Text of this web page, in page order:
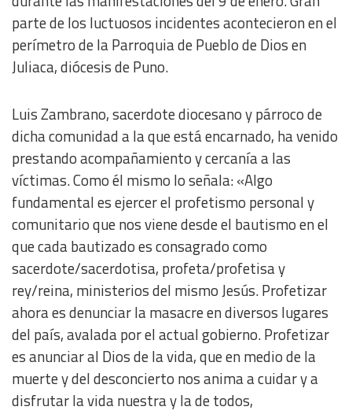
parte de los luctuosos incidentes acontecieron en el
perímetro de la Parroquia de Pueblo de Dios en
Juliaca, diócesis de Puno.
Luis Zambrano, sacerdote diocesano y párroco de
dicha comunidad a la que está encarnado, ha venido
prestando acompañamiento y cercanía a las
víctimas. Como él mismo lo señala: «Algo
fundamental es ejercer el profetismo personal y
comunitario que nos viene desde el bautismo en el
que cada bautizado es consagrado como
sacerdote/sacerdotisa, profeta/profetisa y
rey/reina, ministerios del mismo Jesús. Profetizar
ahora es denunciar la masacre en diversos lugares
del país, avalada por el actual gobierno. Profetizar
es anunciar al Dios de la vida, que en medio de la
muerte y del desconcierto nos anima a cuidar y a
disfrutar la vida nuestra y la de todos,
Analytical
Advertising